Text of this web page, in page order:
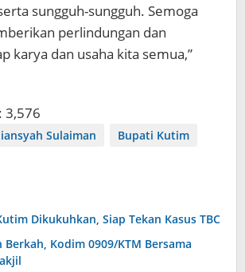
sungguh-sungguh. Semoga
perlindungan dan
karya dan usaha kita semua,”
3,576
Sulaiman
Bupati Kutim
Dikukuhkan, Siap Tekan Kasus TBC
Berkah, Kodim 0909/KTM Bersama